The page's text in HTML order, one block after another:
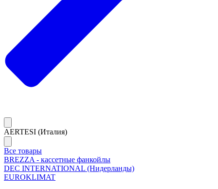
AERTESI (Италия)
Все товары
BREZZA - кассетные фанкойлы
DEC INTERNATIONAL (Нидерланды)
EUROKLIMAT